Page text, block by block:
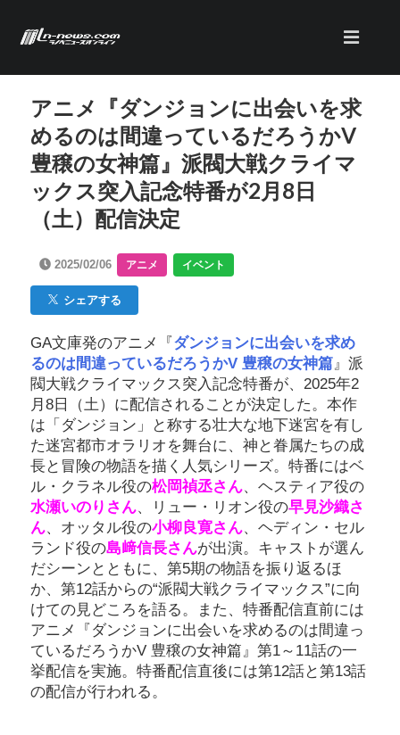
アニメ『ダンジョンに出会いを求
めるのは間違っているだろうかV
豊穣の女神篇』派閥大戦クライマ
ックス突入記念特番が2月8日
（土）配信決定
2025/02/06 アニメ イベント
シェアする
GA文庫発のアニメ『 ダンジョンに出会いを求め
るのは間違っているだろうかV 豊穣の女神篇』派
閥大戦クライマックス突入記念特番が、2025年2
月8日（土）に配信されることが決定した。本作
は「ダンジョン」と称する壮大な地下迷宮を有し
た迷宮都市オラリオを舞台に、神と眷属たちの成
長と冒険の物語を描く人気シリーズ。特番にはベ
ル・クラネル役の松岡禎丞さん、ヘスティア役の
水瀬いのりさん、リュー・リオン役の早見沙織さ
ん、オッタル役の小柳良寛さん、ヘディン・セル
ランド役の島﨑信長さんが出演。キャストが選ん
だシーンとともに、第5期の物語を振り返るほ
か、第12話からの“派閥大戦クライマックス”に向
けての見どころを語る。また、特番配信直前には
アニメ『ダンジョンに出会いを求めるのは間違っ
ているだろうかV 豊穣の女神篇』第1～11話の一
挙配信を実施。特番配信直後には第12話と第13話
の配信が行われる。